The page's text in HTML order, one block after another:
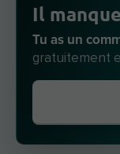
Il
Tu as un
gratuitement